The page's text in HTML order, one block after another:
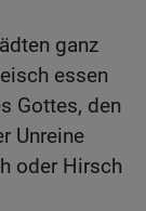
ganz
essen
Gottes, den
Unreine
oder Hirsch